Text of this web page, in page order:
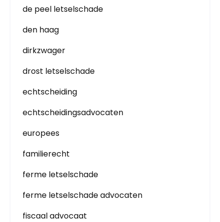
de peel letselschade
den haag
dirkzwager
drost letselschade
echtscheiding
echtscheidingsadvocaten
europees
familierecht
ferme letselschade
ferme letselschade advocaten
fiscaal advocaat